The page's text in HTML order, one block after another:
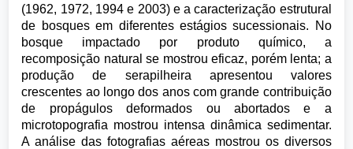
(1962, 1972, 1994 e 2003) e a caracterização estrutural
de bosques em diferentes estágios sucessionais. No
bosque impactado por produto químico, a
recomposição natural se mostrou eficaz, porém lenta; a
produção de serapilheira apresentou valores
crescentes ao longo dos anos com grande contribuição
de propágulos deformados ou abortados e a
microtopografia mostrou intensa dinâmica sedimentar.
A análise das fotografias aéreas mostrou os diversos